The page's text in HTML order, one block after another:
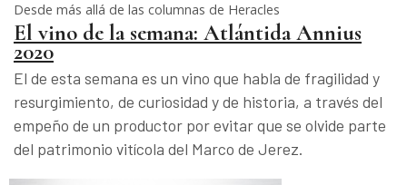
Desde más allá de las columnas de Heracles
El vino de la semana: Atlántida Annius
2020
El de esta semana es un vino que habla de fragilidad y
resurgimiento, de curiosidad y de historia, a través del
empeño de un productor por evitar que se olvide parte
del patrimonio vitícola del Marco de Jerez.